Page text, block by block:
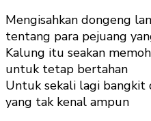
Mengisahkan dongeng
tentang para pejuang
Kalung itu seakan
untuk tetap bertahan
Untuk sekali lagi bangkit
yang tak kenal ampun